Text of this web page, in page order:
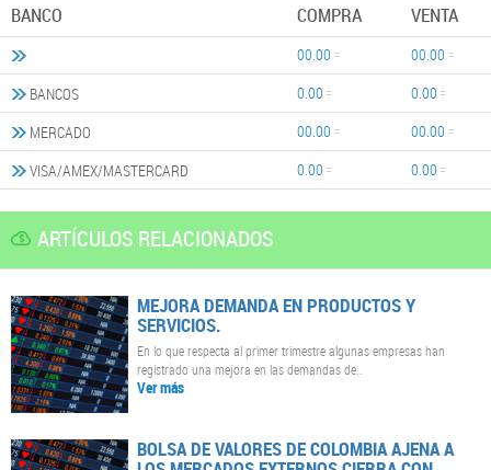
BANCO COMPRA VENTA
00.00
00.00
BANCOS
0.00
0.00
MERCADO
00.00
00.00
VISA/AMEX/MASTERCARD
0.00 0.00
ARTÍCULOS RELACIONADOS
MEJORA DEMANDA EN PRODUCTOS Y
SERVICIOS.
En lo que respecta al primer trimestre algunas empresas han
registrado una mejora en las demandas de..
Ver más
BOLSA DE VALORES DE COLOMBIA AJENA A